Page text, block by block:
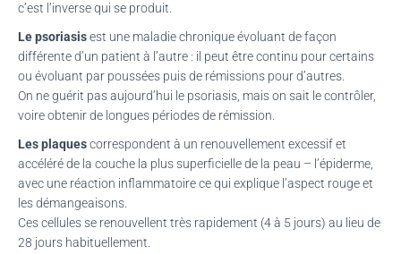
c’est l’inverse qui se produit.
Le psoriasisest une maladie chronique évoluant de façon
différente d’un patient à l’autre : il peut être continu pour certains
ou évoluant par poussées puis de rémissions pour d’autres.
On ne guérit pas aujourd’hui le psoriasis, mais on sait le contrôler,
voire obtenir de longues périodes de rémission.
Les plaquescorrespondent à un renouvellement excessif et
accéléré de la couche la plus superficielle de la peau – l’épiderme,
avec une réaction inflammatoire ce qui explique l’aspect rouge et
les démangeaisons.
Ces cellules se renouvellent très rapidement (4 à 5 jours) au lieu de
28 jours habituellement.